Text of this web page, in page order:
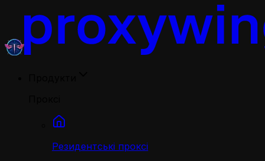
Резидентські проксі